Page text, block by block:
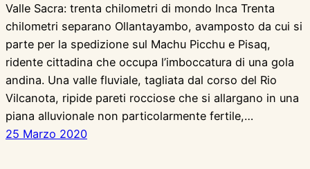
Valle Sacra: trenta chilometri di mondo Inca Trenta
chilometri separano Ollantayambo, avamposto da cui si
parte per la spedizione sul Machu Picchu e Pisaq,
ridente cittadina che occupa l’imboccatura di una gola
andina. Una valle fluviale, tagliata dal corso del Rio
Vilcanota, ripide pareti rocciose che si allargano in una
piana alluvionale non particolarmente fertile,…
25 Marzo 2020